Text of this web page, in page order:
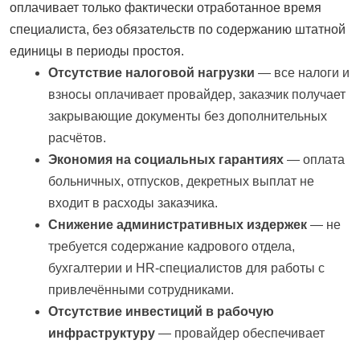
оплачивает только фактически отработанное время
специалиста, без обязательств по содержанию штатной
единицы в периоды простоя.
Отсутствие налоговой нагрузки — все налоги и
взносы оплачивает провайдер, заказчик получает
закрывающие документы без дополнительных
расчётов.
Экономия на социальных гарантиях — оплата
больничных, отпусков, декретных выплат не
входит в расходы заказчика.
Снижение административных издержек — не
требуется содержание кадрового отдела,
бухгалтерии и HR-специалистов для работы с
привлечёнными сотрудниками.
Отсутствие инвестиций в рабочую
инфраструктуру — провайдер обеспечивает